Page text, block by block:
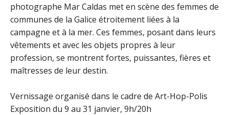
photographe Mar Caldas met en scène des femmes de
communes de la Galice étroitement liées à la
campagne et à la mer. Ces femmes, posant dans leurs
vêtements et avec les objets propres à leur
profession, se montrent fortes, puissantes, fières et
maîtresses de leur destin.
Vernissage organisé dans le cadre de Art-Hop-Polis
Exposition du 9 au 31 janvier, 9h/20h